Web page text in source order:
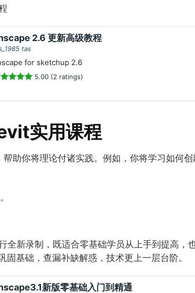
2.6 更新高级教程
tas
for sketchup 2.6
5.00 (2 ratings)
实用课程
助你将理论付诸实践。例如，你将学习如何
全新录制，既适合零基础学员从上手到提高，
固基础，查漏补缺解惑，技术更上一层台阶。
新版零基础入门到精通